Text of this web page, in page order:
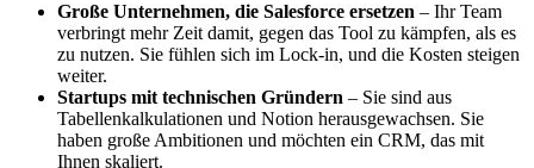
Große Unternehmen, die Salesforce ersetzen – Ihr Team
verbringt mehr Zeit damit, gegen das Tool zu kämpfen, als es
zu nutzen. Sie fühlen sich im Lock-in, und die Kosten steigen
weiter.
Startups mit technischen Gründern – Sie sind aus
Tabellenkalkulationen und Notion herausgewachsen. Sie
haben große Ambitionen und möchten ein CRM, das mit
Ihnen skaliert.